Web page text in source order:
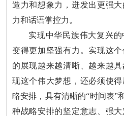
造力和想象力，迸发出更强
力和话语掌控力。
实现中华民族伟大复兴
变得更加坚强有力。实现这
的展现越来越清晰、越来越
现这个伟大梦想，还必须使
略安排，具有清晰的“时间表”
种战略安排的坚定意志、强